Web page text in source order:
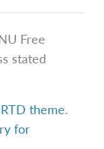
Free
stated
RTD theme.
for